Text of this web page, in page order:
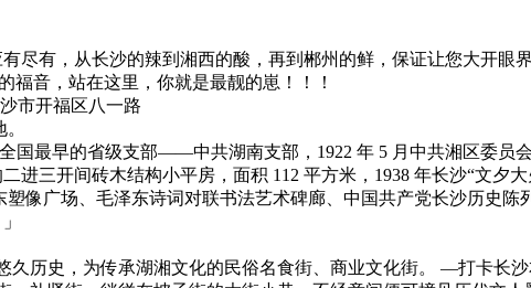
有，从长沙的辣到湘西的酸，再到郴州的鲜，保证让您大开眼
福音，站在这里，你就是最靓的崽！！！
市开福区八一路
国最早的省级支部——中共湖南支部，1922 年 5 月中共湘区委员
三开间砖木结构小平房，面积 112 平方米，1938 年长沙“文夕
像广场、毛泽东诗词对联书法艺术碑廊、中国共产党长沙历史陈
历史，为传承湖湘文化的民俗名食街、商业文化街。 —打卡长